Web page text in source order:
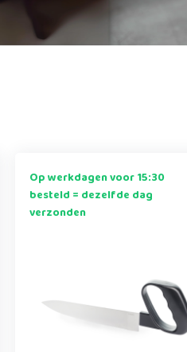
Op werkdagen voor 15:30
besteld = dezelfde dag
verzonden